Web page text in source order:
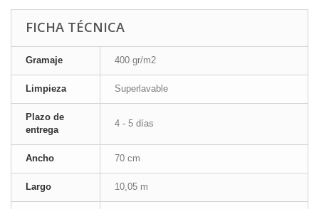
FICHA TÉCNICA
Gramaje 400 gr/m2
Limpieza Superlavable
Plazo de
entrega
4 - 5 días
Ancho 70 cm
Largo 10,05 m